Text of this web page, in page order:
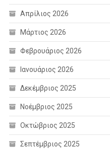
Απρίλιος 2026
Μάρτιος 2026
Φεβρουάριος 2026
Ιανουάριος 2026
Δεκέμβριος 2025
Νοέμβριος 2025
Οκτώβριος 2025
Σεπτέμβριος 2025